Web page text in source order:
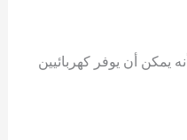
يمكن أن يوفر كهربائيين